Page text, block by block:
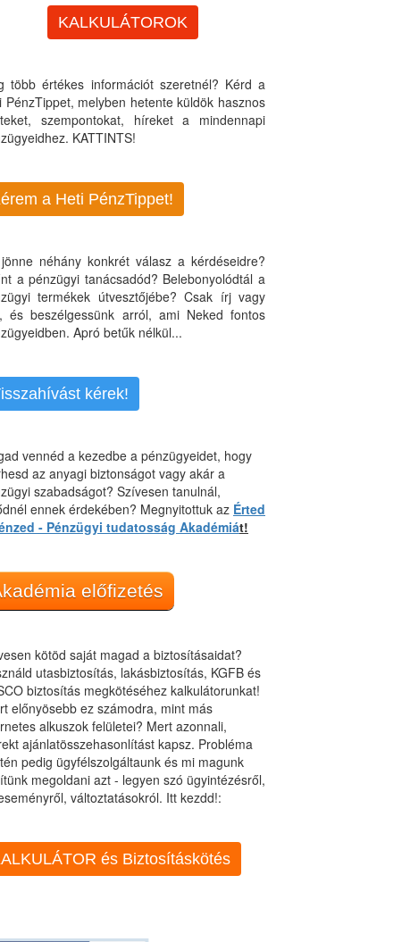
KALKULÁTOROK
több értékes információt szeretnél? Kérd a
PénzTippet, melyben hetente küldök hasznos
szempontokat, híreket a mindennapi
KATTINTS!
a Heti PénzTippet!
néhány konkrét válasz a kérdéseidre?
a pénzügyi tanácsadód? Belebonyolódtál a
termékek útvesztőjébe? Csak írj vagy
és beszélgessünk arról, ami Neked fontos
Apró betűk nélkül...
kérek!
vennéd a kezedbe a pénzügyeidet, hogy
az anyagi biztonságot vagy akár a
szabadságot? Szívesen tanulnál,
ennek érdekében? Megnyitottuk az Érted
- Pénzügyi tudatosság Akadémiát!
előfizetés
kötöd saját magad a biztosításaidat?
utasbiztosítás, lakásbiztosítás, KGFB és
biztosítás megkötéséhez kalkulátorunkat!
előnyösebb ez számodra, mint más
alkuszok felületei? Mert azonnali,
ajánlatösszehasonlítást kapsz. Probléma
pedig ügyfélszolgáltaunk és mi magunk
megoldani azt - legyen szó ügyintézésről,
változtatásokról. Itt kezdd!:
és Biztosításkötés